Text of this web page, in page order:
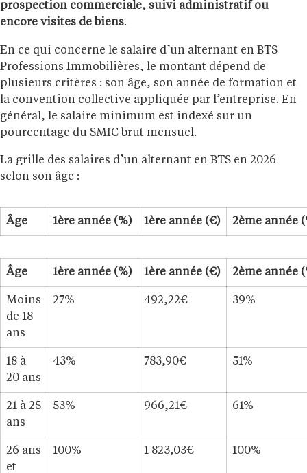
prospection commerciale, suivi administratif ou
encore visites de biens.
En ce qui concerne le salaire d’un alternant en BTS
Professions Immobilières, le montant dépend de
plusieurs critères : son âge, son année de formation et
la convention collective appliquée par l’entreprise. En
général, le salaire minimum est indexé sur un
pourcentage du SMIC brut mensuel.
La grille des salaires d’un alternant en BTS en 2026
selon son âge :
Âge 1ère année (%) 1ère année (€) 2ème année
Âge 1ère année (%) 1ère année (€) 2ème année
Moins
de 18
ans
27% 492,22€ 39%
18 à
20 ans
43% 783,90€ 51%
21 à 25
ans
53% 966,21€ 61%
26 ans
et
100% 1 823,03€ 100%